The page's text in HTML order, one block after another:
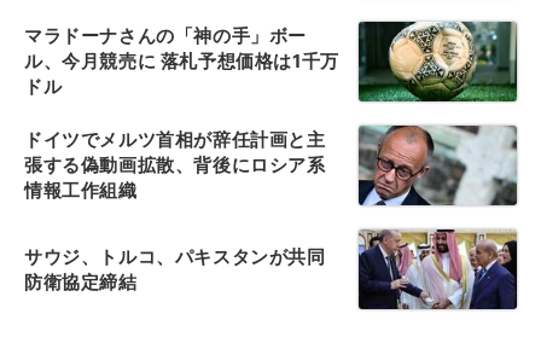
マラドーナさんの「神の手」ボー
ル、今月競売に 落札予想価格は1千万
ドル
ドイツでメルツ首相が辞任計画と主
張する偽動画拡散、背後にロシア系
情報工作組織
サウジ、トルコ、パキスタンが共同
防衛協定締結